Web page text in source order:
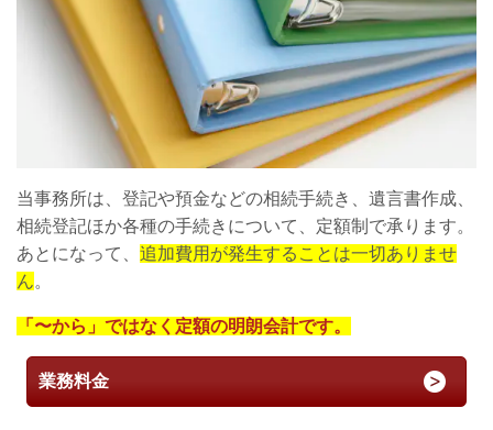
当事務所は、登記や預金などの相続手続き、遺言書作成、
相続登記ほか各種の手続きについて、定額制で承ります。
あとになって、 追加費用が発生することは一切ありませ
ん。
「〜から」ではなく定額の明朗会計です。
業務料金